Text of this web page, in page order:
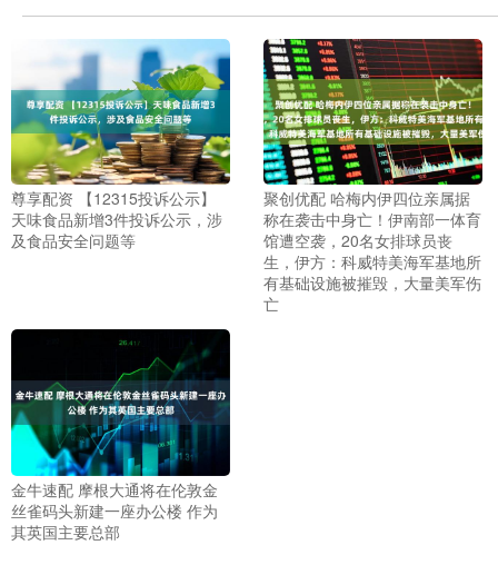
尊享配资 【12315投诉公示】
天味食品新增3件投诉公示，涉
及食品安全问题等
聚创优配 哈梅内伊四位亲属据
称在袭击中身亡！伊南部一体育
馆遭空袭，20名女排球员丧
生，伊方：科威特美海军基地所
有基础设施被摧毁，大量美军伤
亡
金牛速配 摩根大通将在伦敦金
丝雀码头新建一座办公楼 作为
其英国主要总部